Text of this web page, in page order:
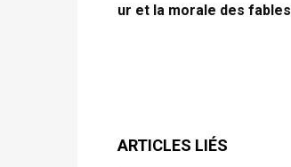
ur et la morale des fables
ARTICLES LIÉS